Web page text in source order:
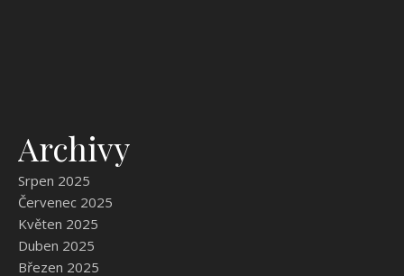
Archivy
Srpen 2025
Červenec 2025
Květen 2025
Duben 2025
Březen 2025